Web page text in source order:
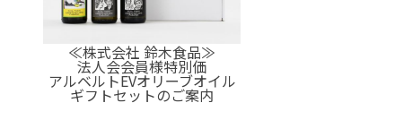
≪株式会社 鈴木食品≫
法人会会員様特別価
アルベルトEVオリーブオイル
ギフトセットのご案内